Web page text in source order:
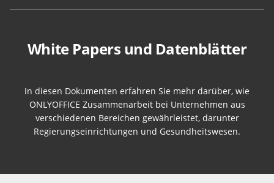
White Papers und Datenblätter
In diesen Dokumenten erfahren Sie mehr darüber, wie
ONLYOFFICE Zusammenarbeit bei Unternehmen aus
verschiedenen Bereichen gewährleistet, darunter
Regierungseinrichtungen und Gesundheitswesen.